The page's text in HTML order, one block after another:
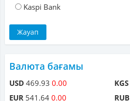
Kaspi Bank
Валюта бағамы
USD 469.93 0.00
EUR 541.64 0.00
KGS
RUB